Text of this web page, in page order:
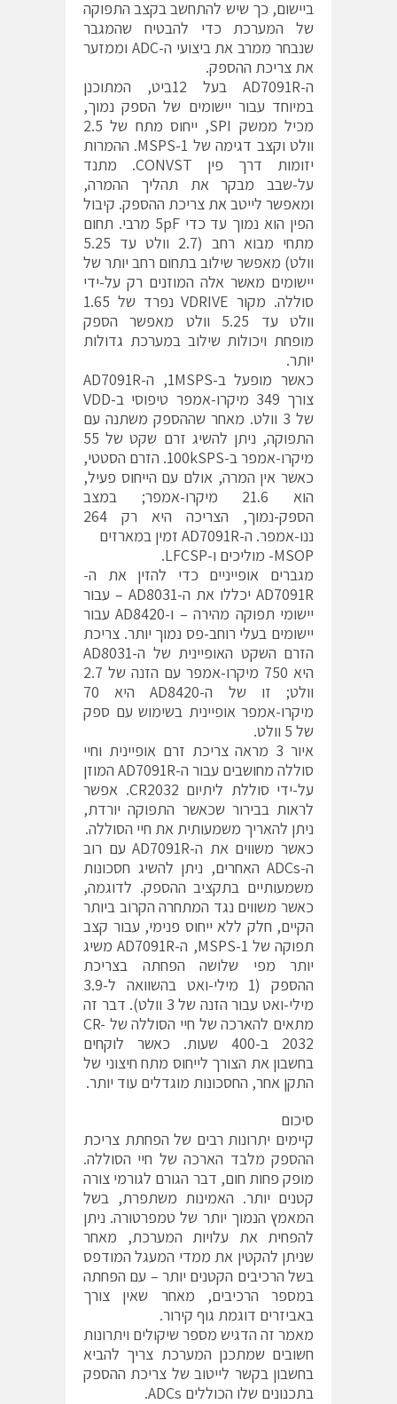
ביישום, כך שיש להתחשב בקצב התפוקה
של המערכת כדי להבטיח שהמגבר
שנבחר ממרב את ביצועי ה-ADC וממזער
את צריכת ההספק.
ה-AD7091R בעל 12ביט, המתוכנן
במיוחד עבור יישומים של הספק נמוך,
מכיל ממשק SPI, ייחוס מתח של 2.5
וולט וקצב דגימה של 1-MSPS. ההמרות
יזומות דרך פין CONVST. מתנד
על-שבב מבקר את תהליך ההמרה,
ומאפשר לייטב את צריכת ההספק. קיבול
הפין הוא נמוך עד כדי 5pF מרבי. תחום
מתחי מבוא רחב (2.7 וולט עד 5.25
וולט) מאפשר שילוב בתחום רחב יותר של
יישומים מאשר אלה המוזנים רק על-ידי
סוללה. מקור VDRIVE נפרד של 1.65
וולט עד 5.25 וולט מאפשר הספק
מופחת ויכולות שילוב במערכת גדולות
יותר.
כאשר מופעל ב-1MSPS, ה-AD7091R
צורך 349 מיקרו-אמפר טיפוסי ב-VDD
של 3 וולט. מאחר שההספק משתנה עם
התפוקה, ניתן להשיג זרם שקט של 55
מיקרו-אמפר ב-100kSPS. הזרם הסטטי,
כאשר אין המרה, אולם עם הייחוס פעיל,
הוא 21.6 מיקרו-אמפר; במצב
הספק-נמוך, הצריכה היא רק 264
ננו-אמפר. ה-AD7091R זמין במארזים
MSOP- מוליכים ו-LFCSP.
מגברים אופייניים כדי להזין את ה-
AD7091R יכללו את ה-AD8031 – עבור
יישומי תפוקה מהירה – ו-AD8420 עבור
יישומים בעלי רוחב-פס נמוך יותר. צריכת
הזרם השקט האופיינית של ה-AD8031
היא 750 מיקרו-אמפר עם הזנה של 2.7
וולט; זו של ה-AD8420 היא 70
מיקרו-אמפר אופיינית בשימוש עם ספק
של 5 וולט.
איור 3 מראה צריכת זרם אופיינית וחיי
סוללה מחושבים עבור ה-AD7091R המוזן
על-ידי סוללת ליתיום CR2032. אפשר
לראות בבירור שכאשר התפוקה יורדת,
ניתן להאריך משמעותית את חיי הסוללה.
כאשר משווים את ה-AD7091R עם רוב
ה-ADCs האחרים, ניתן להשיג חסכונות
משמעותיים בתקציב ההספק. לדוגמה,
כאשר משווים נגד המתחרה הקרוב ביותר
הקיים, חלק ללא ייחוס פנימי, עבור קצב
תפוקה של 1-MSPS, ה-AD7091R משיג
יותר מפי שלושה הפחתה בצריכת
ההספק (1 מילי-ואט בהשוואה ל-3.9
מילי-ואט עבור הזנה של 3 וולט). דבר זה
מתאים להארכה של חיי הסוללה של CR-
2032 ב-400 שעות. כאשר לוקחים
בחשבון את הצורך לייחוס מתח חיצוני של
התקן אחר, החסכונות מוגדלים עוד יותר.
סיכום
קיימים יתרונות רבים של הפחתת צריכת
ההספק מלבד הארכה של חיי הסוללה.
מופק פחות חום, דבר הגורם לגורמי צורה
קטנים יותר. האמינות משתפרת, בשל
המאמץ הנמוך יותר של טמפרטורה. ניתן
להפחית את עלויות המערכת, מאחר
שניתן להקטין את ממדי המעגל המודפס
בשל הרכיבים הקטנים יותר – עם הפחתה
במספר הרכיבים, מאחר שאין צורך
באביזרים דוגמת גוף קירור.
מאמר זה הדגיש מספר שיקולים ויתרונות
חשובים שמתכנן המערכת צריך להביא
בחשבון בקשר לייטוב של צריכת ההספק
בתכנונים שלו הכוללים ADCs.